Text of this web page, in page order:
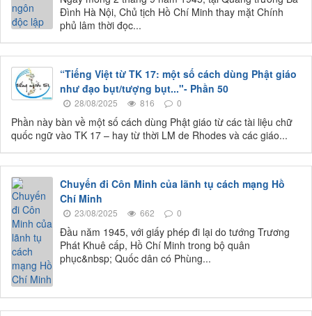
Đình Hà Nội, Chủ tịch Hồ Chí Minh thay mặt Chính
phủ lâm thời đọc...
“Tiếng Việt từ TK 17: một số cách dùng Phật giáo
như đạo bụt/tượng bụt..."- Phần 50
28/08/2025 816 0
Phần này bàn về một số cách dùng Phật giáo từ các tài liệu chữ
quốc ngữ vào TK 17 – hay từ thời LM de Rhodes và các giáo...
Chuyến đi Côn Minh của lãnh tụ cách mạng Hồ
Chí Minh
23/08/2025 662 0
Đầu năm 1945, với giấy phép đi lại do tướng Trương
Phát Khuê cấp, Hồ Chí Minh trong bộ quân
phục&nbsp; Quốc dân có Phùng...